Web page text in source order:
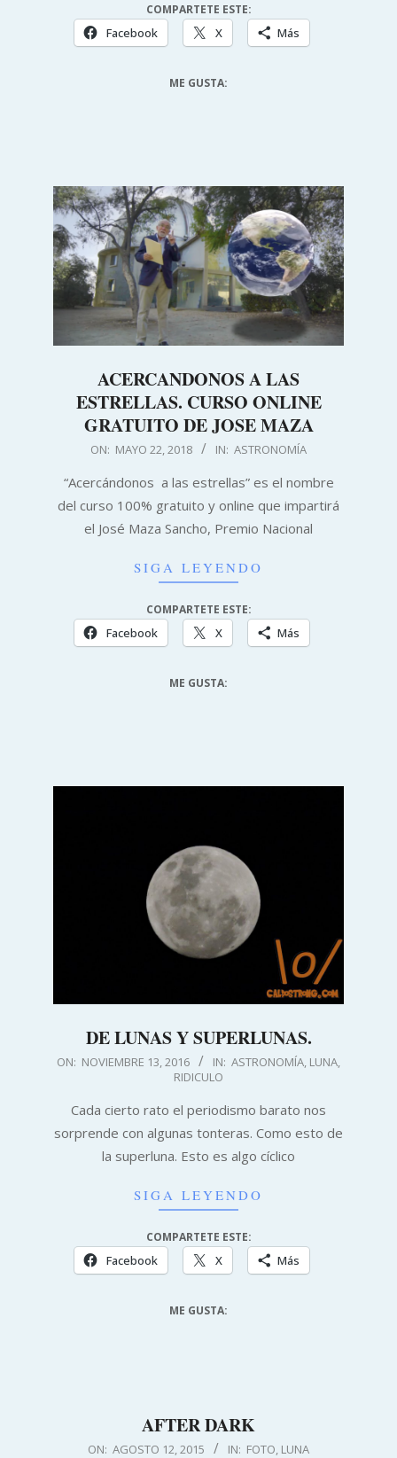
COMPARTETE ESTE:
Facebook X Más
ME GUSTA:
ACERCANDONOS A LAS
ESTRELLAS. CURSO ONLINE
GRATUITO DE JOSE MAZA
ON: MAYO 22, 2018 IN: ASTRONOMÍA
“Acercándonos a las estrellas” es el nombre
del curso 100% gratuito y online que impartirá
el José Maza Sancho, Premio Nacional
SIGA LEYENDO
COMPARTETE ESTE:
Facebook X Más
ME GUSTA:
DE LUNAS Y SUPERLUNAS.
2016-
ON: NOVIEMBRE 13, 2016 IN: ASTRONOMÍA, LUNA,
RIDICULO
Cada cierto rato el periodismo barato nos
sorprende con algunas tonteras. Como esto de
la superluna. Esto es algo cíclico
SIGA LEYENDO
COMPARTETE ESTE:
Facebook X Más
ME GUSTA:
AFTER DARK
2015-ON: AGOSTO 12, 2015 IN: FOTO, LUNA